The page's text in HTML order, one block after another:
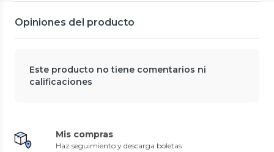
Opiniones del producto
Este producto no tiene comentarios ni
calificaciones
Mis compras
Haz seguimiento y descarga boletas